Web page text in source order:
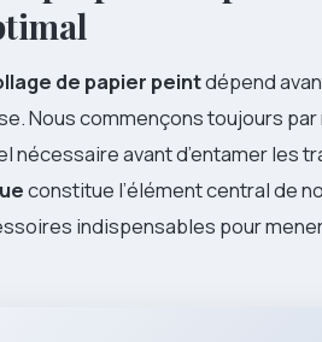
de papier peintdépend
Nous commençons toujours
nécessaire avant d’entamer les
constitue l’élément central de
indispensables pour